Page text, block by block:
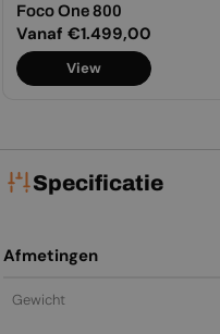
Foco One 800
Normale
prijs
Vanaf €1.499,00
View
Specificatie
Afmetingen
Gewicht